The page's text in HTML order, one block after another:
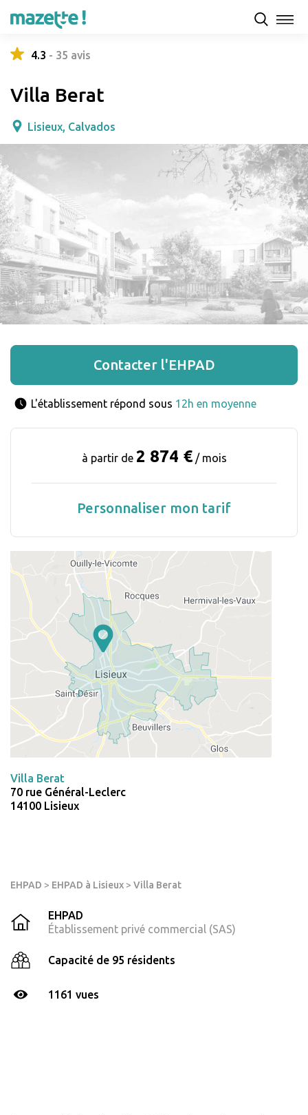
4.3 - 35 avis
Villa Berat
Lisieux, Calvados
EHPAD > EHPAD à Lisieux > Villa Berat
EHPAD
Établissement privé commercial (SAS)
Capacité de 95 résidents
1161 vues
Contacter l'EHPAD
L'établissement répond sous 12h en moyenne
à partir de 2 874 €/ mois
Personnaliser mon tarif
Villa Berat
70 rue Général-Leclerc
14100 Lisieux